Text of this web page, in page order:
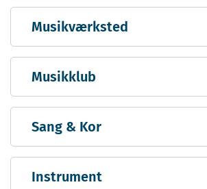
Musikværksted
Musikklub
Sang & Kor
Instrument